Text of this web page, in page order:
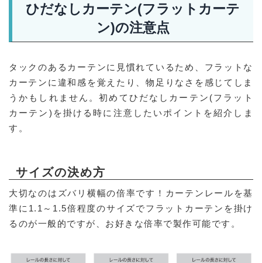
ひだなしカーテン(フラットカーテ
ン)の注意点
タックのあるカーテンに見慣れているため、フラットな
カーテンに違和感を覚えたり、物足りなさを感じてしま
うかもしれません。初めてひだなしカーテン(フラット
カーテン)を掛ける時に注意したいポイントを紹介しま
す。
サイズの決め方
大切なのはズバリ横幅の倍率です！カーテンレールを基
準に1.1～1.5倍程度のサイズでフラットカーテンを掛け
るのが一般的ですが、お好きな倍率で製作可能です。